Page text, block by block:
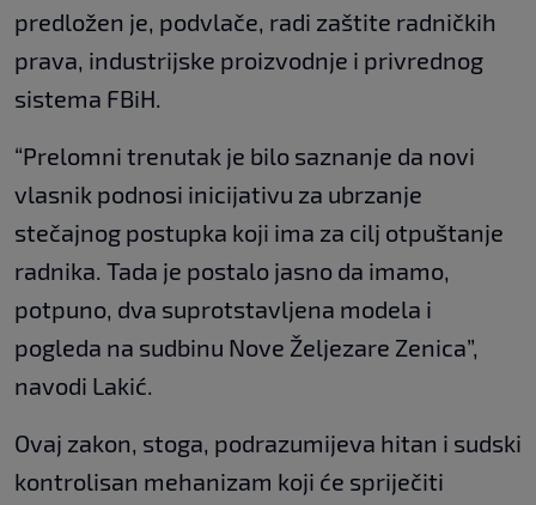
predložen je, podvlače, radi zaštite radničkih
prava, industrijske proizvodnje i privrednog
sistema FBiH.
“Prelomni trenutak je bilo saznanje da novi
vlasnik podnosi inicijativu za ubrzanje
stečajnog postupka koji ima za cilj otpuštanje
radnika. Tada je postalo jasno da imamo,
potpuno, dva suprotstavljena modela i
pogleda na sudbinu Nove Željezare Zenica”,
navodi Lakić.
Ovaj zakon, stoga, podrazumijeva hitan i sudski
kontrolisan mehanizam koji će spriječiti